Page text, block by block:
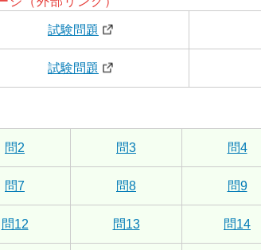
試験問題
試験問題
問2 問3 問4
問7 問8 問9
問12 問13 問14